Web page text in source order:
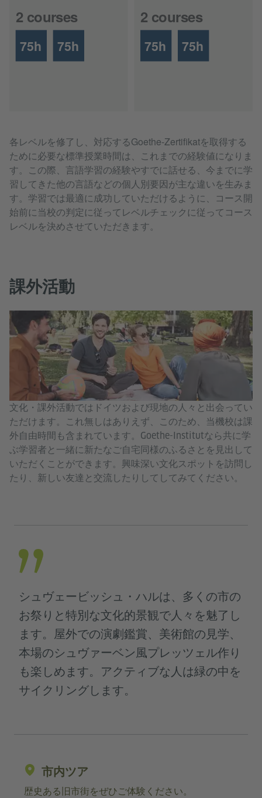
75h 75h
2 courses
75h 75h
2 courses
各レベルを修了し、対応するGoethe-Zertifikatを取得する
ために必要な標準授業時間は、これまでの経験値になりま
す。この際、言語学習の経験やすでに話せる、今までに学
習してきた他の言語などの個人別要因が主な違いを生みま
す。学習では最適に成功していただけるように、コース開
始前に当校の判定に従ってレベルチェックに従ってコース
レベルを決めさせていただきます。
課外活動
文化・課外活動ではドイツおよび現地の人々と出会ってい
ただけます。これ無しはありえず、このため、当機校は課
外自由時間も含まれています。Goethe-Institutなら共に学
ぶ学習者と一緒に新たなご自宅同様のふるさとを見出して
いただくことができます。興味深い文化スポットを訪問し
たり、新しい友達と交流したりしてしてみてください。
シュヴェービッシュ・ハルは、多くの市の
お祭りと特別な文化的景観で人々を魅了し
ます。屋外での演劇鑑賞、美術館の見学、
本場のシュヴァーベン風プレッツェル作り
も楽しめます。アクティブな人は緑の中を
サイクリングします。
市内ツア
歴史ある旧市街をぜひご体験ください。